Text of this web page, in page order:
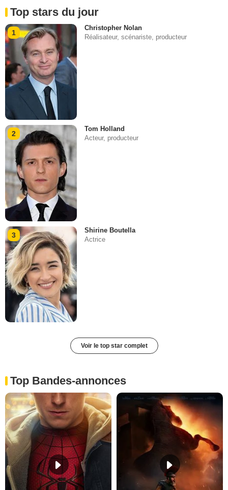
Top stars du jour
1
Christopher Nolan
Réalisateur, scénariste, producteur
2
Tom Holland
Acteur, producteur
3
Shirine Boutella
Actrice
Voir le top star complet
Top Bandes-annonces